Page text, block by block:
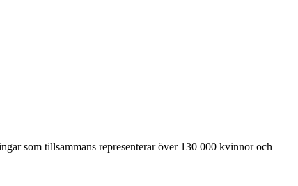
som tillsammans representerar över 130 000 kvinnor och